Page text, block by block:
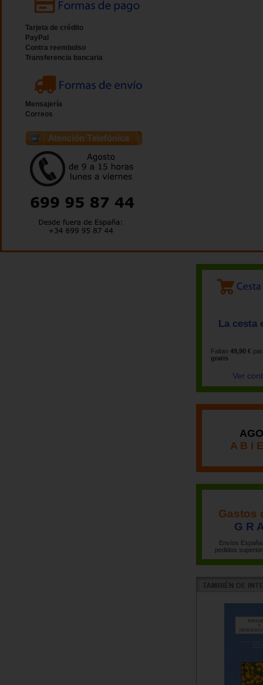
Tarjeta de crédito
PayPal
Contra reembolso
Transferencia bancaria
Mensajería
Correos
La cesta
Faltan 49,90 €
gratis
Ver
A B I
Gastos
G R
Envíos
pedidos